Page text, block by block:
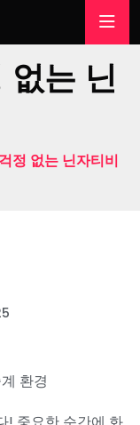
없는 닌
정 없는 닌자티비
환경